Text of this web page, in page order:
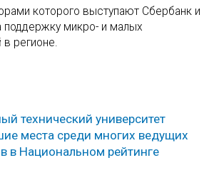
которого выступают Сбербанк и
поддержку микро- и малых
в регионе.
технический университет
места среди многих ведущих
в Национальном рейтинге